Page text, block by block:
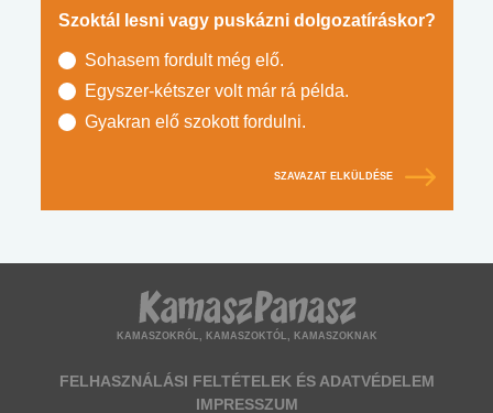
Szoktál lesni vagy puskázni dolgozatíráskor?
Sohasem fordult még elő.
Egyszer-kétszer volt már rá példa.
Gyakran elő szokott fordulni.
SZAVAZAT ELKÜLDÉSE
KAMASZOKRÓL, KAMASZOKTÓL, KAMASZOKNAK
FELHASZNÁLÁSI FELTÉTELEK ÉS ADATVÉDELEM
IMPRESSZUM